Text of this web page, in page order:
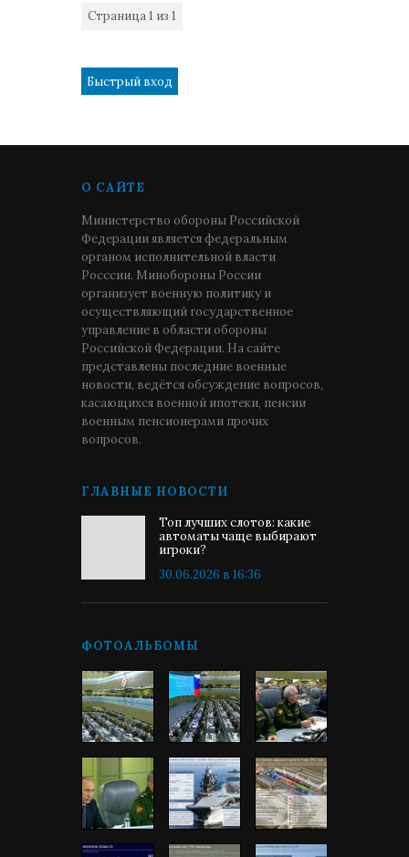
Страница1 из 1
О САЙТЕ
Министерство обороны Российской
Федерации является федеральным
органом исполнительной власти
Росссии. Минобороны России
организует военную политику и
осуществляющий государственное
управление в области обороны
Российской Федерации. На сайте
представлены последние военные
новости, ведётся обсуждение вопросов,
касающихся военной ипотеки, пенсии
военным пенсионерами прочих
вопросов.
ГЛАВНЫЕ НОВОСТИ
Топ лучших слотов: какие
автоматы чаще выбирают
игроки?
30.06.2026 в 16:36
ФОТОАЛЬБОМЫ